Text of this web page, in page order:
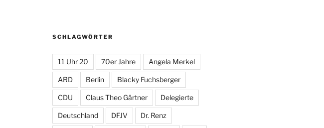
SCHLAGWÖRTER
11 Uhr 20 70er Jahre Angela Merkel
ARD Berlin Blacky Fuchsberger
CDU Claus Theo Gärtner Delegierte
Deutschland DFJV Dr. Renz